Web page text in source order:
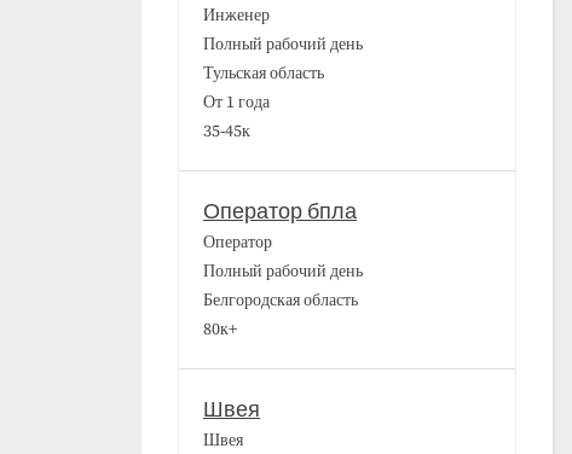
Инженер
Полный рабочий день
Тульская область
От 1 года
35-45к
Оператор бпла
Оператор
Полный рабочий день
Белгородская область
80к+
Швея
Швея